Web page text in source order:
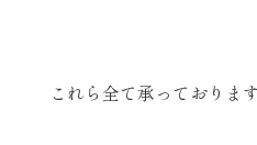
これら全て承っておりま